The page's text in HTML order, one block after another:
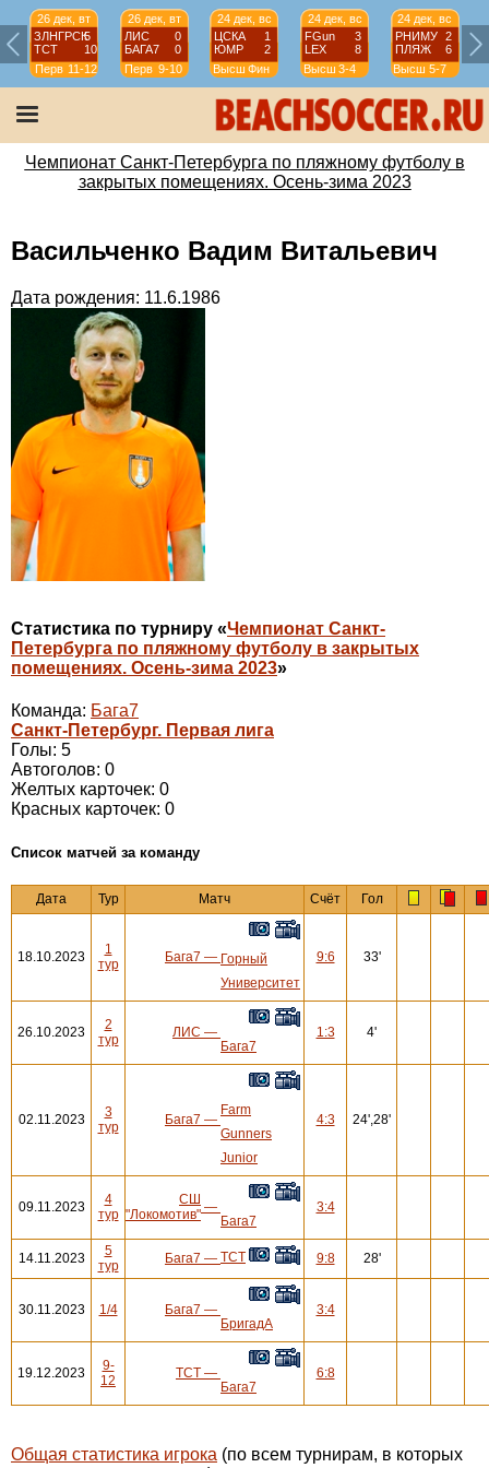
26 дек, вт
ЗЛНГРСК5
ТСТ
10
Перв 11-12
26 дек, вт
ЛИС
0
БАГА7
0
Перв 9-10
24 дек, вс
ЦСКА
1
ЮМР
2
Высш Фин
24 дек, вс
FGun
3
LEX
8
Высш 3-4
24 дек, вс
РНИМУ
2
ПЛЯЖ
6
Высш 5-7
Чемпионат Санкт-Петербурга по пляжному футболу в
закрытых помещениях. Осень-зима 2023
Васильченко Вадим Витальевич
Дата рождения: 11.6.1986
Статистика по турниру «Чемпионат Санкт-
Петербурга по пляжному футболу в закрытых
помещениях. Осень-зима 2023»
Команда: Бага7
Санкт-Петербург. Первая лига
Голы: 5
Автоголов: 0
Желтых карточек: 0
Красных карточек: 0
Cписок матчей за команду
Дата Тур Матч Счёт Гол
18.10.2023
1
тур
Бага7 — Горный
Университет
9:6 33'
26.10.2023
2
тур
ЛИС —
Бага7
1:3 4'
02.11.2023
3
тур
Бага7 —
Farm
Gunners
Junior
4:3 24',28'
09.11.2023
4
тур
СШ
"Локомотив" —
Бага7
3:4
14.11.2023
5
тур
Бага7 — ТСТ 9:8 28'
30.11.2023 1/4 Бага7 —
БригадА
3:4
19.12.2023
9-
12
ТСТ —
Бага7
6:8
Общая статистика игрока (по всем турнирам, в которых